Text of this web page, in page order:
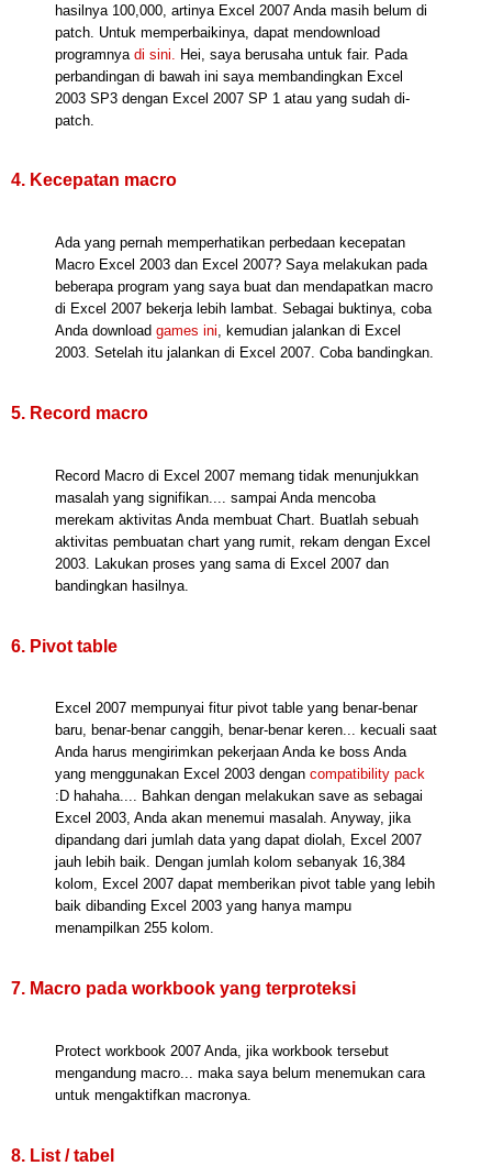
hasilnya 100,000, artinya Excel 2007 Anda masih belum di
patch. Untuk memperbaikinya, dapat mendownload
programnya di sini
Hei, saya berusaha untuk fair. Pada
perbandingan di bawah ini saya membandingkan Excel
2003 SP3 dengan Excel 2007 SP 1 atau yang sudah di-
patch.
4. Kecepatan macro
Ada yang pernah memperhatikan perbedaan kecepatan
Macro Excel 2003 dan Excel 2007? Saya melakukan pada
beberapa program yang saya buat dan mendapatkan macro
di Excel 2007 bekerja lebih lambat. Sebagai buktinya, coba
Anda download games ini, kemudian jalankan di Excel
2003. Setelah itu jalankan di Excel 2007. Coba bandingkan.
5. Record macro
Record Macro di Excel 2007 memang tidak menunjukkan
masalah yang signifikan.... sampai Anda mencoba
merekam aktivitas Anda membuat Chart. Buatlah sebuah
aktivitas pembuatan chart yang rumit, rekam dengan Excel
2003. Lakukan proses yang sama di Excel 2007 dan
bandingkan hasilnya.
6. Pivot table
Excel 2007 mempunyai fitur pivot table yang benar-benar
baru, benar-benar canggih, benar-benar keren... kecuali saat
Anda harus mengirimkan pekerjaan Anda ke boss Anda
yang menggunakan Excel 2003 dengan compatibility pack
:D hahaha.... Bahkan dengan melakukan save as sebagai
Excel 2003, Anda akan menemui masalah. Anyway, jika
dipandang dari jumlah data yang dapat diolah, Excel 2007
jauh lebih baik. Dengan jumlah kolom sebanyak 16,384
kolom, Excel 2007 dapat memberikan pivot table yang lebih
baik dibanding Excel 2003 yang hanya mampu
menampilkan 255 kolom.
7. Macro pada workbook yang terproteksi
Protect workbook 2007 Anda, jika workbook tersebut
mengandung macro... maka saya belum menemukan cara
untuk mengaktifkan macronya.
8. List / tabel